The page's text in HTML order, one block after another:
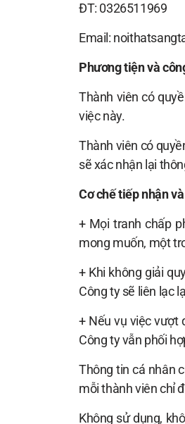
ĐT: 0326511969
Email:
Phương tiện và
Thành viên có
việc này.
Thành viên có
sẽ xác nhận lại
Cơ chế tiếp nhận
+ Mọi tranh chấp
mong muốn, một
+ Khi không giải
Công ty sẽ liên lạc
+ Nếu vụ việc vượt
Công ty vẫn phối
Thông tin cá nhân
mỗi thành viên chỉ
Không sử dụng,